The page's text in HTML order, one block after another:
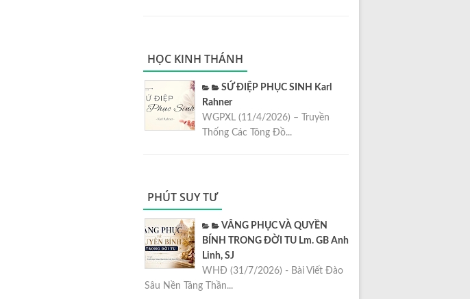
HỌC KINH THÁNH
SỨ ĐIỆP PHỤC SINH Karl
Rahner
WGPXL (11/4/2026) – Truyền
Thống Các Tông Đồ...
PHÚT SUY TƯ
VÂNG PHỤC VÀ QUYỀN
BÍNH TRONG ĐỜI TU Lm. GB Anh
Linh, SJ
WHĐ (31/7/2026) - Bài Viết Đào
Sâu Nền Tảng Thần...